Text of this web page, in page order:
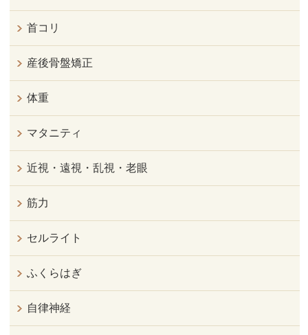
首コリ
産後骨盤矯正
体重
マタニティ
近視・遠視・乱視・老眼
筋力
セルライト
ふくらはぎ
自律神経